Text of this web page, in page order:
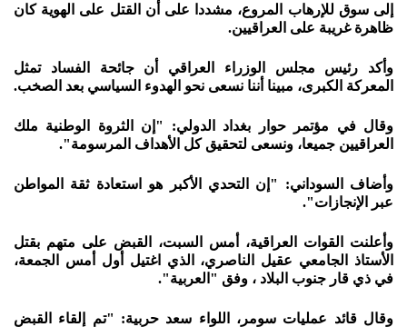
إلى سوق للإرهاب المروع، مشددا على أن القتل على الهوية كان
ظاهرة غريبة على العراقيين.
وأكد رئيس مجلس الوزراء العراقي أن جائحة الفساد تمثل
المعركة الكبرى، مبينا أننا نسعى نحو الهدوء السياسي بعد الصخب.
وقال في مؤتمر حوار بغداد الدولي: "إن الثروة الوطنية ملك
العراقيين جميعا، ونسعى لتحقيق كل الأهداف المرسومة".
وأضاف السوداني: "إن التحدي الأكبر هو استعادة ثقة المواطن
عبر الإنجازات".
وأعلنت القوات العراقية، أمس السبت، القبض على متهم بقتل
الأستاذ الجامعي عقيل الناصري، الذي اغتيل أول أمس الجمعة،
في ذي قار جنوب البلاد ، وفق "العربية".
وقال قائد عمليات سومر، اللواء سعد حربية: "تم إلقاء القبض